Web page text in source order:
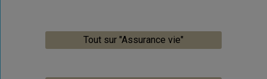
Tout sur "Assurance vie"